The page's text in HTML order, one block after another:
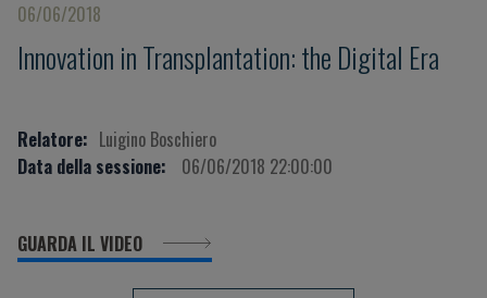
06/06/2018
Innovation in Transplantation: the Digital Era
Relatore: Luigino Boschiero
Data della sessione:
06/06/2018 22:00:00
GUARDA IL VIDEO